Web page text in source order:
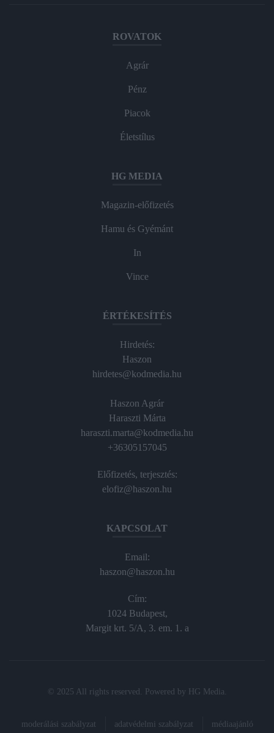
ROVATOK
Agrár
Pénz
Piacok
Életstílus
HG MEDIA
Magazin-előfizetés
Hamu és Gyémánt
In
Vince
ÉRTÉKESÍTÉS
Hirdetés:
Haszon
hirdetes@kodmedia.hu
Haszon Agrár
Haraszti Márta
haraszti.marta@kodmedia.hu
+36305157045
Előfizetés, terjesztés:
elofiz@haszon.hu
KAPCSOLAT
Email:
haszon@haszon.hu
Cím:
1024 Budapest,
Margit krt. 5/A, 3. em. 1. a
© 2025 All rights reserved. Powered by HG Media
moderálási szabályzat adatvédelmi szabályzat médiaajánló